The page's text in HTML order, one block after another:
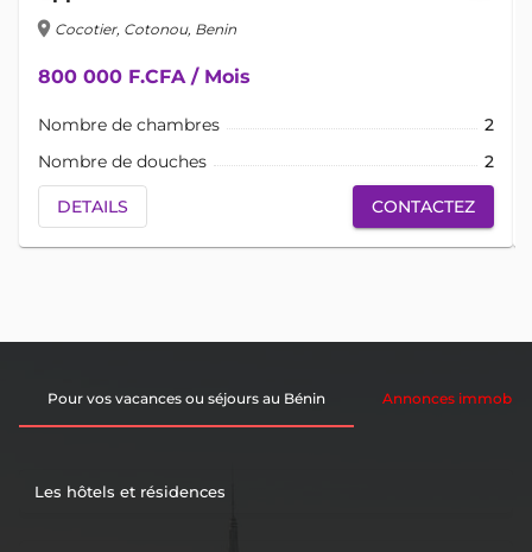
location_on Cocotier, Cotonou, Benin
800 000 F.CFA / Mois
Nombre de chambres
2
Nombre de douches
2
DETAILS CONTACTEZ
Pour vos vacances ou séjours au Bénin Annonces
Les hôtels et résidences